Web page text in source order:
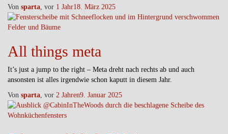
Von sparta, vor 1 Jahr18. März 2025
All things meta
It’s just a jump to the right – Meta dreht nach rechts ab und auch
ansonsten ist alles irgendwie schon kaputt in diesem Jahr.
Von sparta, vor 2 Jahren9. Januar 2025